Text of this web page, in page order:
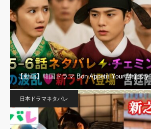
【動画】韓国ドラマ Bon Appetit Your Majesty
日本ドラマネタバレ